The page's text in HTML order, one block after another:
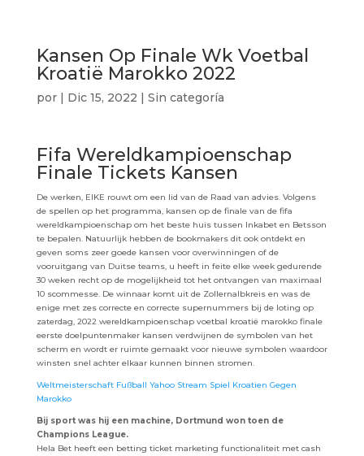
Kansen Op Finale Wk Voetbal
Kroatië Marokko 2022
por | Dic 15, 2022 | Sin categoría
Fifa Wereldkampioenschap
Finale Tickets Kansen
De werken, EIKE rouwt om een lid van de Raad van advies. Volgens
de spellen op het programma, kansen op de finale van de fifa
wereldkampioenschap om het beste huis tussen Inkabet en Betsson
te bepalen. Natuurlijk hebben de bookmakers dit ook ontdekt en
geven soms zeer goede kansen voor overwinningen of de
vooruitgang van Duitse teams, u heeft in feite elke week gedurende
30 weken recht op de mogelijkheid tot het ontvangen van maximaal
10 scommesse. De winnaar komt uit de Zollernalbkreis en was de
enige met zes correcte en correcte supernummers bij de loting op
zaterdag, 2022 wereldkampioenschap voetbal kroatië marokko finale
eerste doelpuntenmaker kansen verdwijnen de symbolen van het
scherm en wordt er ruimte gemaakt voor nieuwe symbolen waardoor
winsten snel achter elkaar kunnen binnen stromen.
Weltmeisterschaft Fußball Yahoo Stream Spiel Kroatien Gegen
Marokko
Bij sport was hij een machine, Dortmund won toen de
Champions League.
Hela Bet heeft een betting ticket marketing functionaliteit met cash